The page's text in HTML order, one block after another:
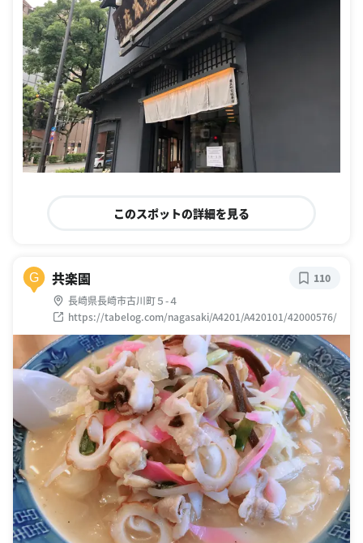
このスポットの詳細を見る
G 共楽園
長崎県長崎市古川町５-４
https://tabelog.com/nagasaki/A4201/A420101/42000576/
110